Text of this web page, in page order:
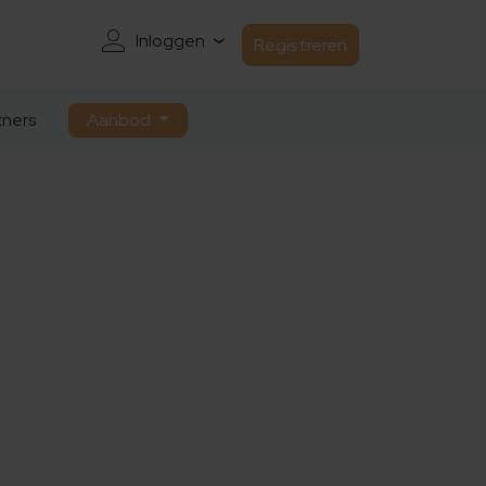
Inloggen Registreren
Aanbod